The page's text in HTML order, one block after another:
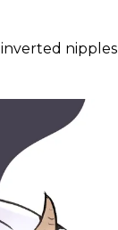
inverted nipples